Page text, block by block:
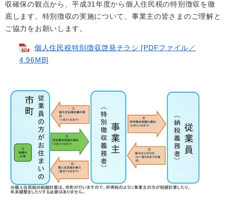
収確保の観点から、平成31年度から個人住民税の特別徴収を徹
底します。特別徴収の実施について、事業主の皆さまのご理解と
ご協力をお願いします。
個人住民税特別徴収啓発チラシ [PDFファイル／
4.96MB]